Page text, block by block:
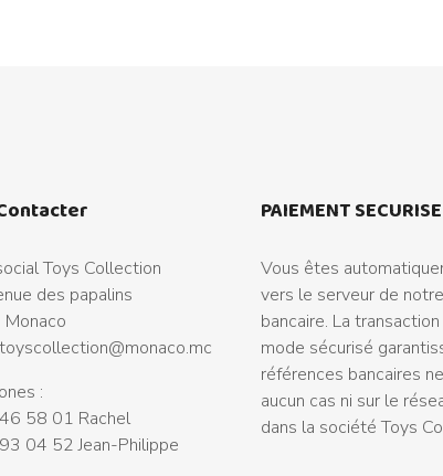
Toys Collection
des papalins
toyscollection@monaco.mc
:
58 01 Rachel
04 52 Jean-Philippe
PAIEMENT SECURISE
Vous êtes
vers le serveur de
bancaire. La
mode sécurisé
références bancaires
aucun cas ni sur le
dans la société Toys